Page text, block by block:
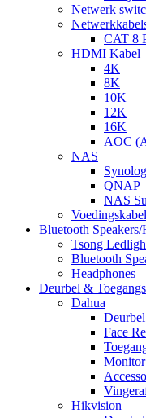
Netwerk
CAT 8
HDMI Kabel
4K
8K
10K
12K
16K
AOC
NAS
QNAP
NAS
Voedingskabel
Bluetooth
Tsong
Bluetooth
Headphones
Deurbel &
Dahua
Deurbel
Face
Hikvision